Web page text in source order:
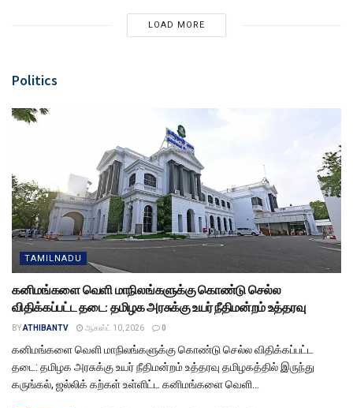
LOAD MORE
Politics
TAMILNADU
கனிமங்களை வெளி மாநிலங்களுக்கு கொண்டு செல்ல
விதிக்கப்பட்ட தடை: தமிழக அரசுக்கு உயர் நீதிமன்றம் உத்தரவு
BYATHIBANTV ஆகஸ்ட் 10, 2026 0
கனிமங்களை வெளி மாநிலங்களுக்கு கொண்டு செல்ல விதிக்கப்பட்ட
தடை: தமிழக அரசுக்கு உயர் நீதிமன்றம் உத்தரவு தமிழகத்தில் இருந்து
கருங்கல், ஜல்லிக் கற்கள் உள்ளிட்ட கனிமங்களை வெளி...